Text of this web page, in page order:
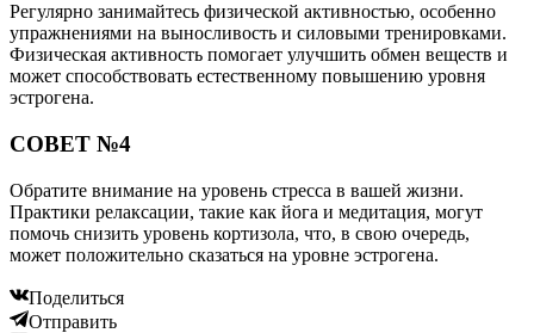
Регулярно занимайтесь физической активностью, особенно
упражнениями на выносливость и силовыми тренировками.
Физическая активность помогает улучшить обмен веществ и
может способствовать естественному повышению уровня
эстрогена.
СОВЕТ №4
Обратите внимание на уровень стресса в вашей жизни.
Практики релаксации, такие как йога и медитация, могут
помочь снизить уровень кортизола, что, в свою очередь,
может положительно сказаться на уровне эстрогена.
Поделиться
Отправить